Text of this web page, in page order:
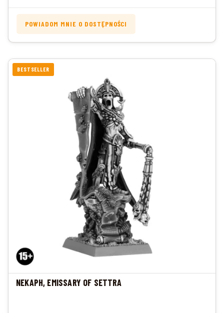
POWIADOM MNIE O DOSTĘPNOŚCI
BESTSELLER
NEKAPH, EMISSARY OF SETTRA